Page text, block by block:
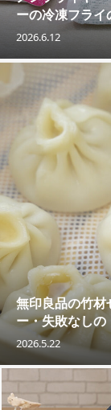
ーの冷凍フライ
2026.6.12
無印良品の竹材
ー・失敗なしの
2026.5.22